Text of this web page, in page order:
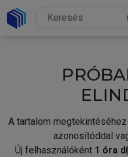
A tartalom
azonosítóddal
Új felhasználóként 1 óra